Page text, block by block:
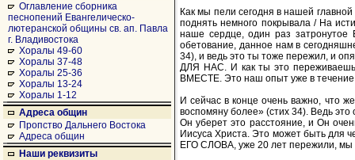
Оглавление сборника
песнопений Евангелическо-
лютеранской общины св. ап. Павла
г. Владивостока
Хоралы 49-60
Хоралы 37-48
Хоралы 25-36
Хоралы 13-24
Хоралы 1-12
Адреса общин
Пропство Дальнего Востока
Адреса общин
Наши реквизиты
Как мы пели сегодня в нашей
поднять немного покрывала / На
наше сердце, один раз затронутое
обетование, данное нам в
34), и ведь это ты тоже пережил, и
ДЛЯ НАС. И как ты это
ВМЕСТЕ. Это наш опыт уже в
И сейчас в конце очень важно, что
воспомяну более» (стих 34). Ведь
Он уберет это расстояние, и Он
Иисуса Христа. Это может быть
ЕГО СЛОВА, уже 20 лет пережили, мы